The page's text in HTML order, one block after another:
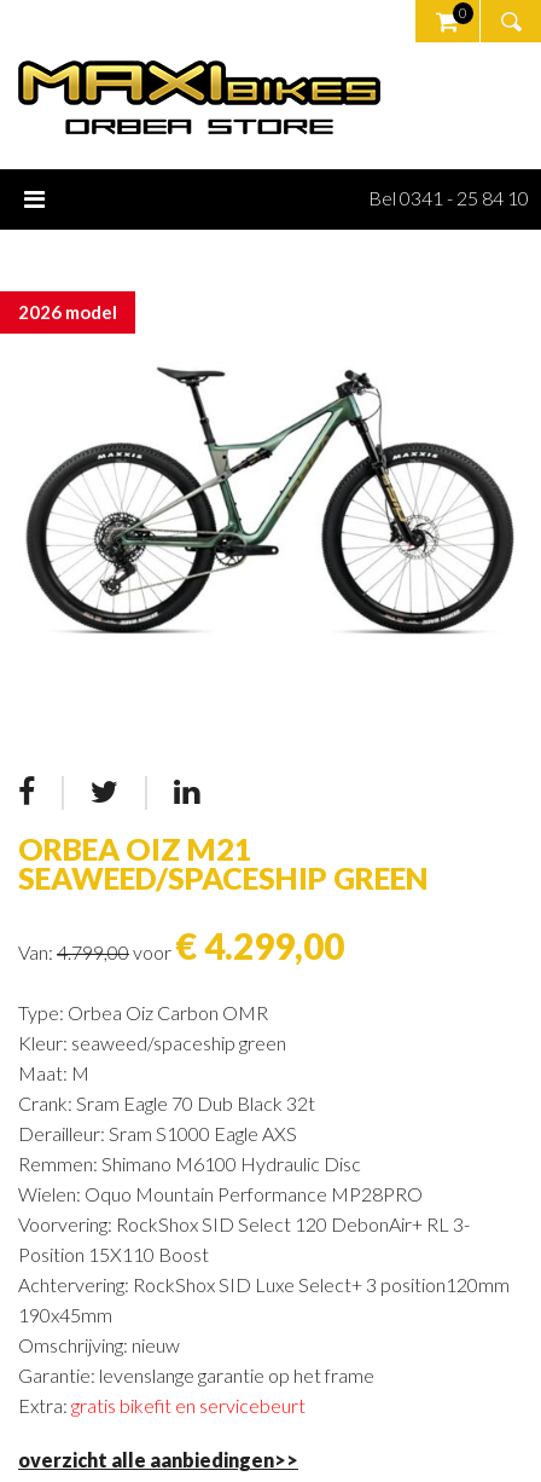
0
Bel 0341 - 25 84 10
2026 model
ORBEA OIZ M21
SEAWEED/SPACESHIP GREEN
Van: 4.799,00voor € 4.299,00
Type: Orbea Oiz Carbon OMR
Kleur: seaweed/spaceship green
Maat: M
Crank: Sram Eagle 70 Dub Black 32t
Derailleur: Sram S1000 Eagle AXS
Remmen: Shimano M6100 Hydraulic Disc
Wielen: Oquo Mountain Performance MP28PRO
Voorvering: RockShox SID Select 120 DebonAir+ RL 3-
Position 15X110 Boost
Achtervering: RockShox SID Luxe Select+ 3 position120mm
190x45mm
Omschrijving: nieuw
Garantie: levenslange garantie op het frame
Extra: gratis bikefit en servicebeurt
overzicht alle aanbiedingen>>